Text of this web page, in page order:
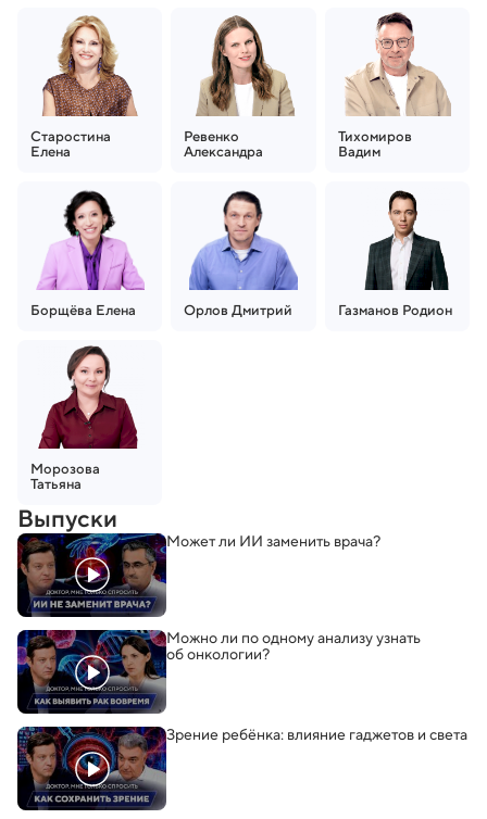
Старостина
Елена
Ревенко
Александра
Тихомиров
Вадим
Борщёва Елена Орлов Дмитрий Газманов Родион
Морозова
Татьяна
Выпуски
Может ли ИИ заменить врача?
Можно ли по одному анализу узнать
об онкологии?
Зрение ребёнка: влияние гаджетов и света